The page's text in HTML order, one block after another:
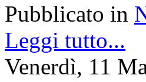
Pubblicato in
Leggi tutto...
Venerdì, 11